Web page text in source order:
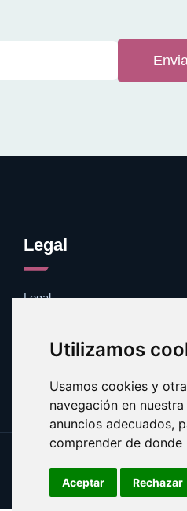
Utilizamos
Usamos cookies y
navegación en
anuncios adecuados,
comprender de donde
Aceptar Rechazar
Legal
Legal
Contacto